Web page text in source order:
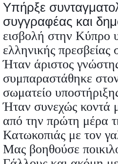
Υπήρξε
συγγραφέας και
εισβολή στην Κύπρο
ελληνικής πρεσβείας
Ήταν άριστος
συμπαραστάθηκε
σωματείο
Ήταν συνεχώς κοντά
από την πρώτη μέρα
Κατωκοπιάς με τον
Μας βοηθούσε